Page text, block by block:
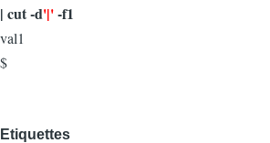
| cut -d'|'-f1
val1
$
Etiquettes